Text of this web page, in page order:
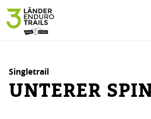
Inhaltstabelle
Unterer Spin Trail
Ähnliche Touren
Singletrail
UNTERER